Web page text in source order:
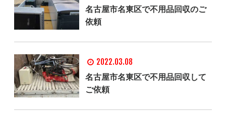
名古屋市名東区で不用品回収のご
依頼
2022.03.08
名古屋市名東区で不用品回収して
ご依頼